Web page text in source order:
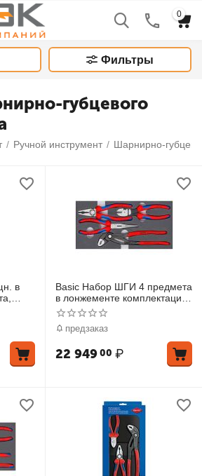
0
Фильтры
губцевого
/ Ручной инструмент / Шарнирно-
в
Basic Набор ШГИ 4 предмета
в лонжементе комплектация
:KN-0302180, KN-2612200,
KN-7402160, KN-8701
предзаказ
22 94900 ₽